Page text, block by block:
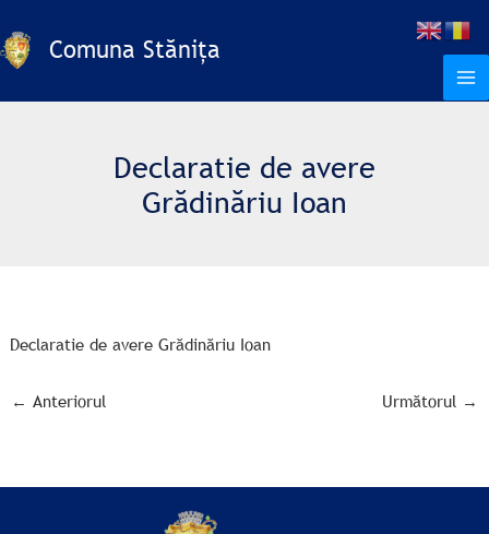
to
contentComuna Stănița
Declaratie de avere
Grădinăriu Ioan
Declaratie de avere Grădinăriu Ioan
← Anteriorul Următorul →